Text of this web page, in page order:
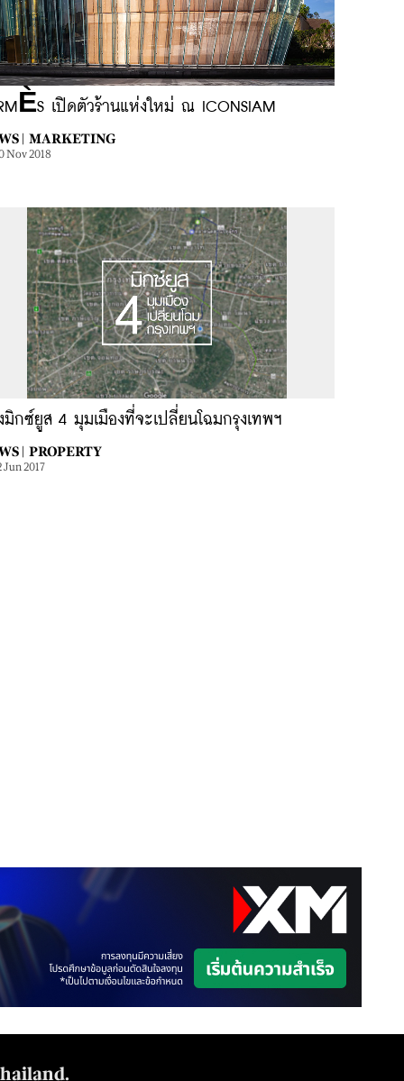
เปิดตัวร้านแห่งใหม่ ณ ICONSIAM
| MARKETING
Nov 2018
มิกซ์ยูส 4 มุมเมืองที่จะเปลี่ยนโฉมกรุงเทพฯ
| PROPERTY
Jun 2017